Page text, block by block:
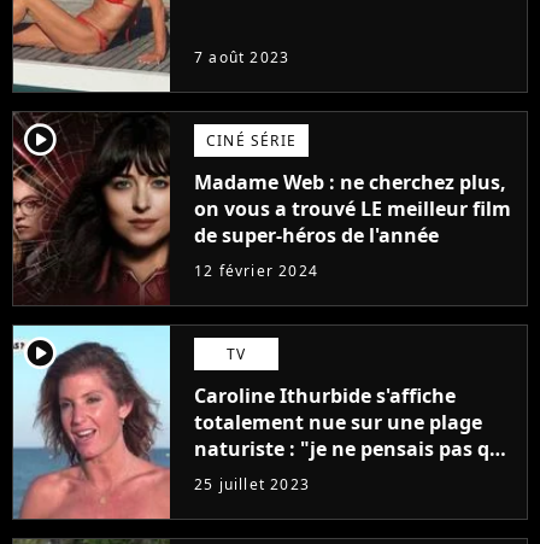
7 août 2023
player2 CINÉ SÉRIE
Madame Web : ne cherchez plus,
on vous a trouvé LE meilleur film
de super-héros de l'année
12 février 2024
player2 TV
Caroline Ithurbide s'affiche
totalement nue sur une plage
naturiste : "je ne pensais pas que
j'arriverais à le faire..."
25 juillet 2023